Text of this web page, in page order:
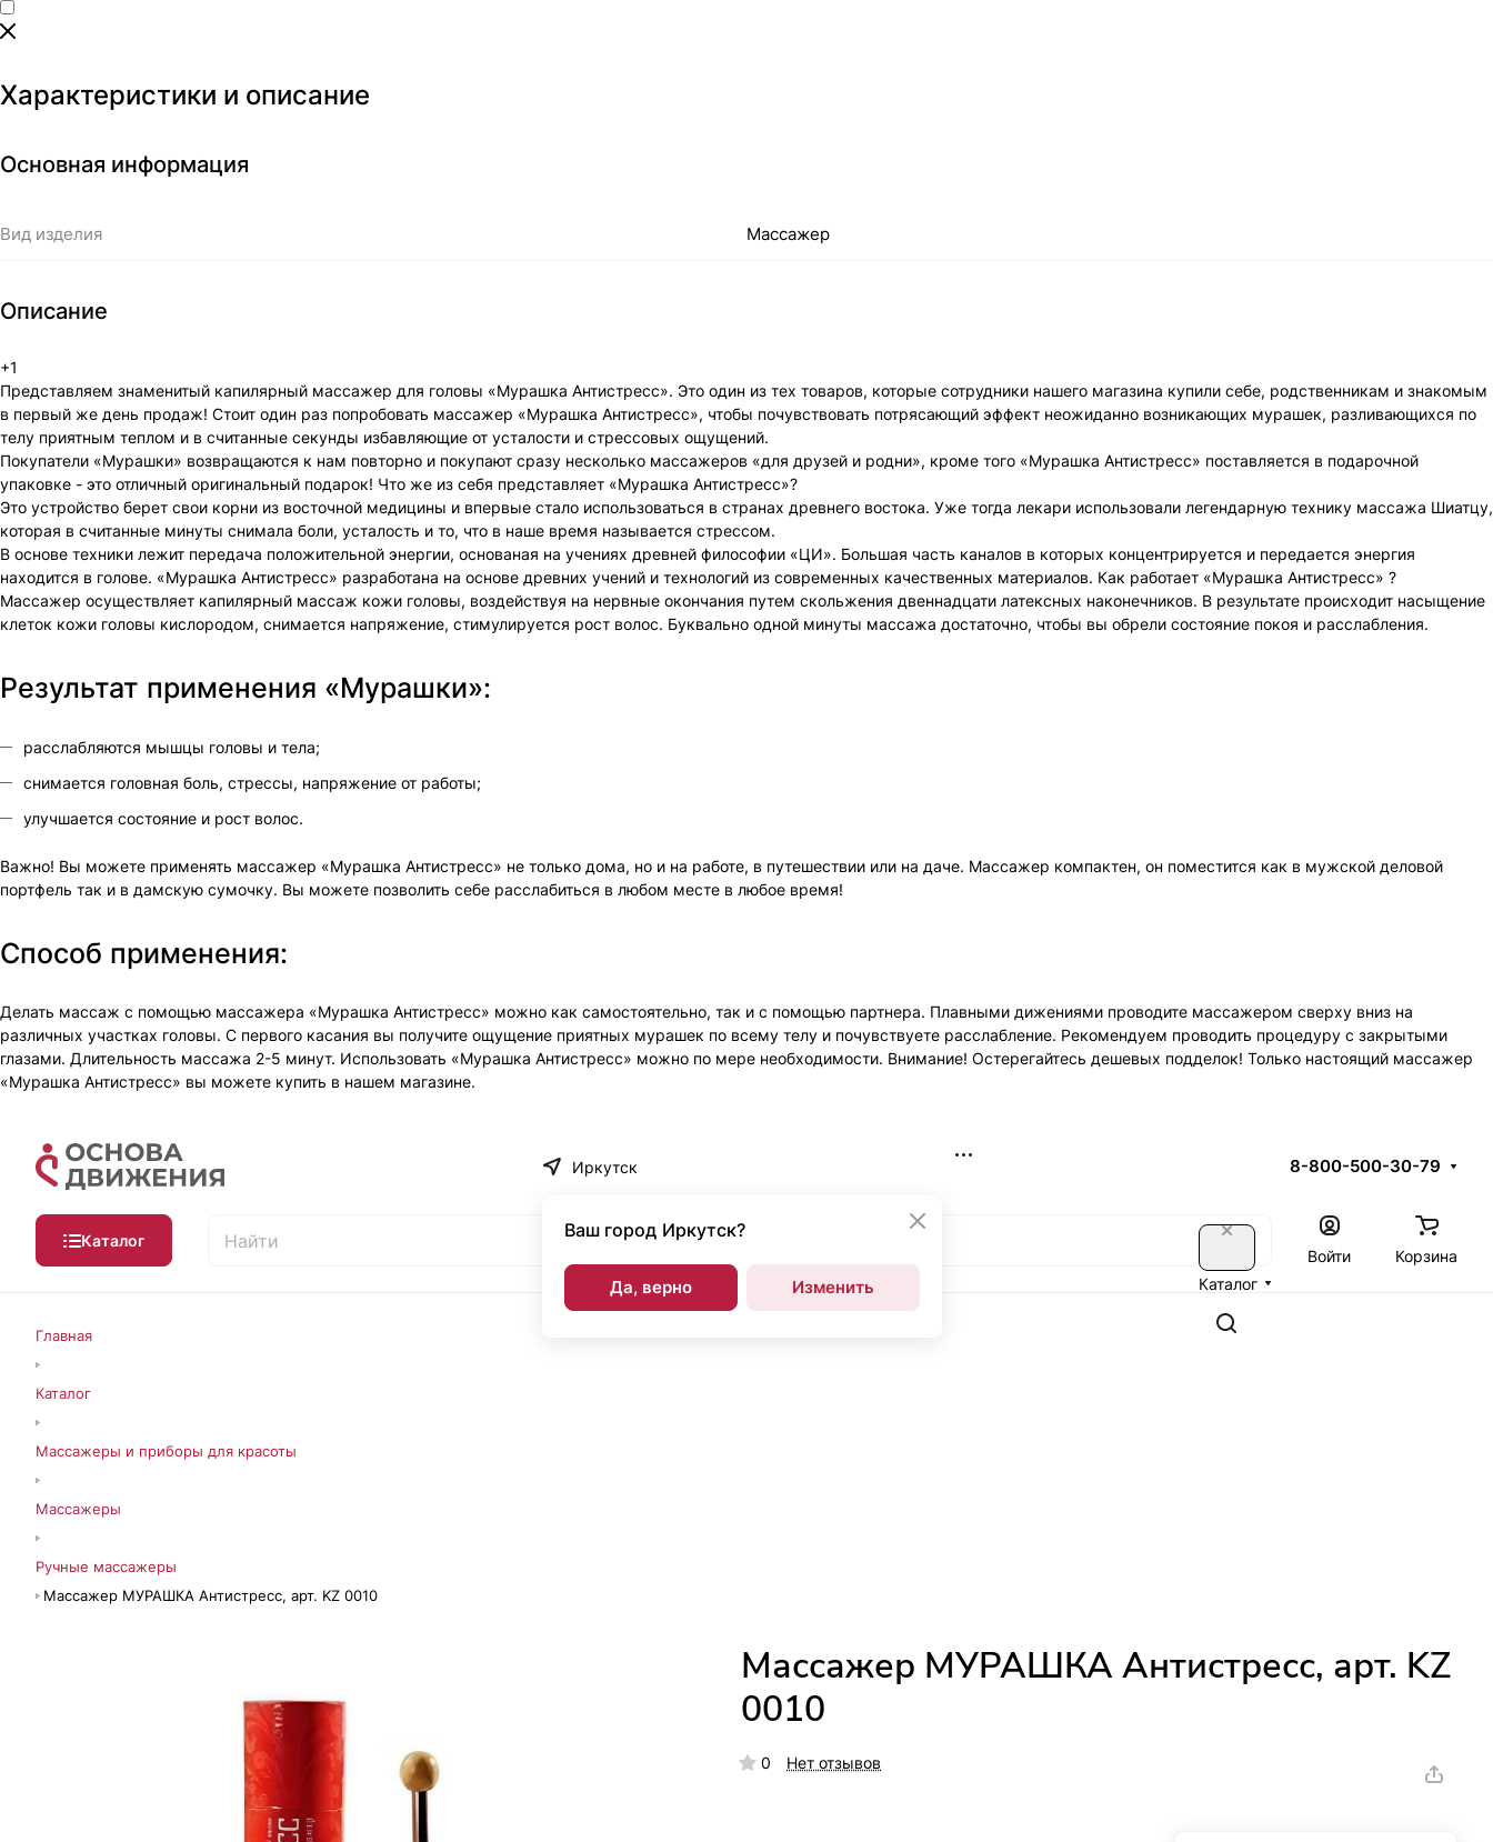
Характеристики и описание
Основная информация
Вид изделия Массажер
Описание
+1
Представляем знаменитый капилярный массажер для головы «Мурашка Антистресс». Это один из тех товаров, которые сотрудники нашего магазина купили себе, родственникам и знакомым
в первый же день продаж! Стоит один раз попробовать массажер «Мурашка Антистресс», чтобы почувствовать потрясающий эффект неожиданно возникающих мурашек, разливающихся по
телу приятным теплом и в считанные секунды избавляющие от усталости и стрессовых ощущений.
Покупатели «Мурашки» возвращаются к нам повторно и покупают сразу несколько массажеров «для друзей и родни», кроме того «Мурашка Антистресс» поставляется в подарочной
упаковке - это отличный оригинальный подарок! Что же из себя представляет «Мурашка Антистресс»?
Это устройство берет свои корни из восточной медицины и впервые стало использоваться в странах древнего востока. Уже тогда лекари использовали легендарную технику массажа Шиатцу,
которая в считанные минуты снимала боли, усталость и то, что в наше время называется стрессом.
В основе техники лежит передача положительной энергии, основаная на учениях древней философии «ЦИ». Большая часть каналов в которых концентрируется и передается энергия
находится в голове. «Мурашка Антистресс» разработана на основе древних учений и технологий из современных качественных материалов. Как работает «Мурашка Антистресс» ?
Массажер осуществляет капилярный массаж кожи головы, воздействуя на нервные окончания путем скольжения двеннадцати латексных наконечников. В результате происходит насыщение
клеток кожи головы кислородом, снимается напряжение, стимулируется рост волос. Буквально одной минуты массажа достаточно, чтобы вы обрели состояние покоя и расслабления.
Результат применения «Мурашки»:
расслабляются мышцы головы и тела;
снимается головная боль, стрессы, напряжение от работы;
улучшается состояние и рост волос.
Важно! Вы можете применять массажер «Мурашка Антистресс» не только дома, но и на работе, в путешествии или на даче. Массажер компактен, он поместится как в мужской деловой
портфель так и в дамскую сумочку. Вы можете позволить себе расслабиться в любом месте в любое время!
Способ применения:
Делать массаж с помощью массажера «Мурашка Антистресс» можно как самостоятельно, так и с помощью партнера. Плавными дижениями проводите массажером сверху вниз на
различных участках головы. С первого касания вы получите ощущение приятных мурашек по всему телу и почувствуете расслабление. Рекомендуем проводить процедуру с закрытыми
глазами. Длительность массажа 2-5 минут. Использовать «Мурашка Антистресс» можно по мере необходимости. Внимание! Остерегайтесь дешевых подделок! Только настоящий массажер
«Мурашка Антистресс» вы можете купить в нашем магазине.
Иркутск
Ваш город Иркутск?
Да, верно Изменить
8-800-500-30-79
Каталог
Каталог
Войти Корзина
Главная
Каталог
Массажеры и приборы для красоты
Массажеры
Ручные массажеры
Массажер МУРАШКА Антистресс, арт. KZ 0010
Массажер МУРАШКА Антистресс, арт. KZ
0010
0 Нет отзывов